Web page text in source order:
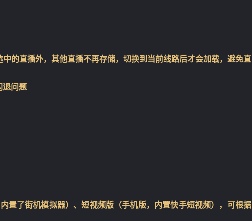
的直播外，其他直播不再存储，切换到当前线路后才会加载，避免直
退问题
置了街机模拟器）、短视频版（手机版，内置快手短视频），可根据
❄